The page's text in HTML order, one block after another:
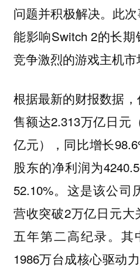
问题并积极解决。此
能影响Switch 2的长
竞争激烈的游戏主机市
根据最新的财报数据
售额达2.313万亿日元
亿元），同比增长
股东的净利润为
52.10%。这是该公司
营收突破2万亿日元
五年第二高纪录。其
1986万台成核心驱动